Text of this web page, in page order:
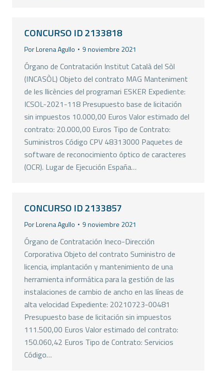
CONCURSO ID 2133818
PorLorena Agullo 9 noviembre 2021
Órgano de Contratación Institut Català del Sòl
(INCASÒL) Objeto del contrato MAG Manteniment
de les llicències del programari ESKER Expediente:
ICSOL-2021-118 Presupuesto base de licitación
sin impuestos 10.000,00 Euros Valor estimado del
contrato: 20.000,00 Euros Tipo de Contrato:
Suministros Código CPV 48313000 Paquetes de
software de reconocimiento óptico de caracteres
(OCR). Lugar de Ejecución España…
CONCURSO ID 2133857
PorLorena Agullo 9 noviembre 2021
Órgano de Contratación Ineco-Dirección
Corporativa Objeto del contrato Suministro de
licencia, implantación y mantenimiento de una
herramienta informática para la gestión de las
instalaciones de cambio de ancho en las líneas de
alta velocidad Expediente: 20210723-00481
Presupuesto base de licitación sin impuestos
111.500,00 Euros Valor estimado del contrato:
150.060,42 Euros Tipo de Contrato: Servicios
Código…